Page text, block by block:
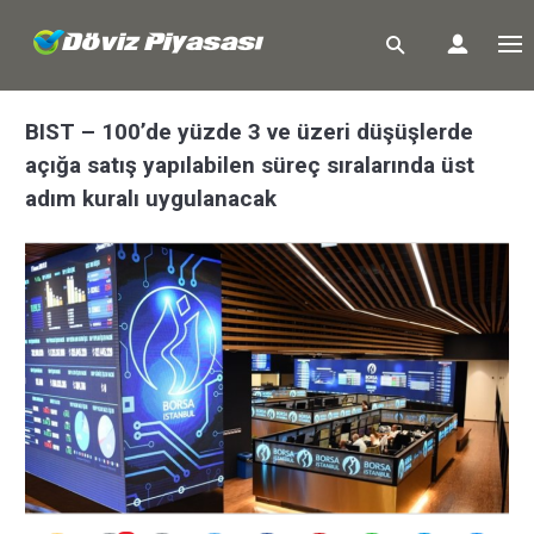
BIST – 100’de yüzde 3 ve üzeri düşüşlerde
açığa satış yapılabilen süreç sıralarında üst
adım kuralı uygulanacak